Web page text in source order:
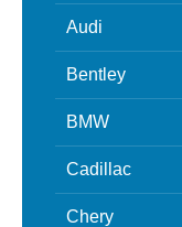
Audi
Bentley
BMW
Cadillac
Chery